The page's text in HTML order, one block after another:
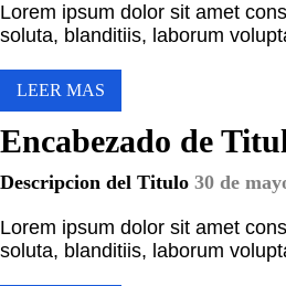
Lorem ipsum dolor sit amet
soluta, blanditiis, laborum
LEER MAS
Encabezado de
Descripcion del Titulo 30 de
Lorem ipsum dolor sit amet
soluta, blanditiis, laborum